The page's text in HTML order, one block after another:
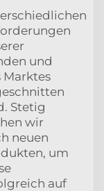
und
Marktes
Stetig
wir
neuen
um
auf